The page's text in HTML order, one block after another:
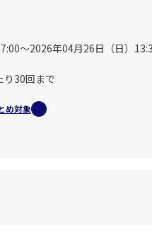
～2026年04月26日（日）
り30回まで
め対象